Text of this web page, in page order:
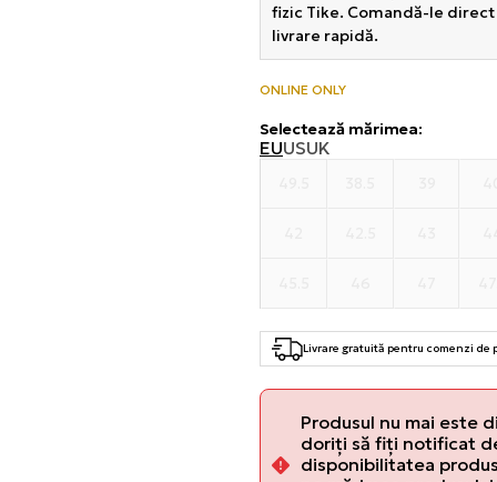
fizic Tike. Comandă-le
livrare rapidă.
ONLINE ONLY
Selectează mărimea:
EUUSUK
Livrare gratuită pentru comenzi de
Produsul nu mai este
doriți să fiți notificat
disponibilitatea